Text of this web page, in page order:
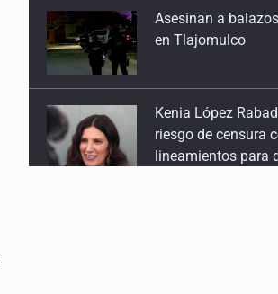
en Tlajomulco
riesgo de censura
lineamientos para
audiencias